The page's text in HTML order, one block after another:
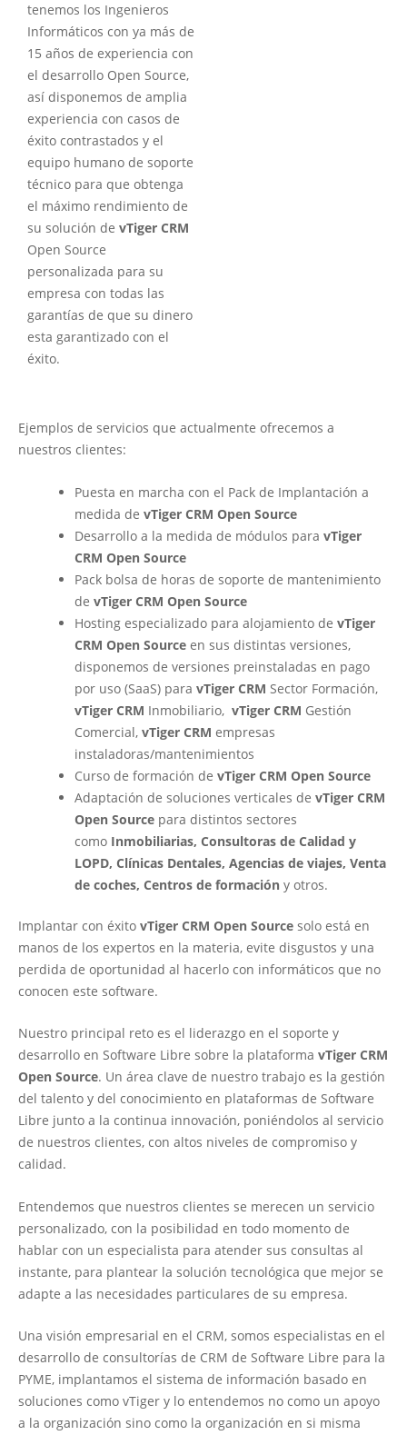
tenemos los Ingenieros
Informáticos con ya más de
15 años de experiencia con
el desarrollo Open Source,
así disponemos de amplia
experiencia con casos de
éxito contrastados y el
equipo humano de soporte
técnico para que obtenga
el máximo rendimiento de
su solución de vTiger CRM
Open Source
personalizada para su
empresa con todas las
garantías de que su dinero
esta garantizado con el
éxito.
Ejemplos de servicios que actualmente ofrecemos a
nuestros clientes:
Puesta en marcha con el Pack de Implantación a
medida de vTiger CRM Open Source
Desarrollo a la medida de módulos para vTiger
CRM Open Source
Pack bolsa de horas de soporte de mantenimiento
de vTiger CRM Open Source
Hosting especializado para alojamiento de vTiger
CRM Open Source en sus distintas versiones,
disponemos de versiones preinstaladas en pago
por uso (SaaS) para vTiger CRM Sector Formación,
vTiger CRM Inmobiliario, vTiger CRM Gestión
Comercial, vTiger CRM empresas
instaladoras/mantenimientos
Curso de formación de vTiger CRM Open Source
Adaptación de soluciones verticales de vTiger CRM
Open Source para distintos sectores
como Inmobiliarias, Consultoras de Calidad y
LOPD, Clínicas Dentales, Agencias de viajes, Venta
de coches, Centros de formación y otros.
Implantar con éxito vTiger CRM Open Source solo está en
manos de los expertos en la materia, evite disgustos y una
perdida de oportunidad al hacerlo con informáticos que no
conocen este software.
Nuestro principal reto es el liderazgo en el soporte y
desarrollo en Software Libre sobre la plataforma vTiger CRM
Open Source. Un área clave de nuestro trabajo es la gestión
del talento y del conocimiento en plataformas de Software
Libre junto a la continua innovación, poniéndolos al servicio
de nuestros clientes, con altos niveles de compromiso y
calidad.
Entendemos que nuestros clientes se merecen un servicio
personalizado, con la posibilidad en todo momento de
hablar con un especialista para atender sus consultas al
instante, para plantear la solución tecnológica que mejor se
adapte a las necesidades particulares de su empresa.
Una visión empresarial en el CRM, somos especialistas en el
desarrollo de consultorías de CRM de Software Libre para la
PYME, implantamos el sistema de información basado en
soluciones como vTiger y lo entendemos no como un apoyo
a la organización sino como la organización en si misma